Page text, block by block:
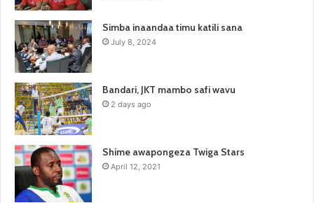
Simba inaandaa timu katili sana
July 8, 2024
Bandari, JKT mambo safi wavu
2 days ago
Shime awapongeza Twiga Stars
April 12, 2021